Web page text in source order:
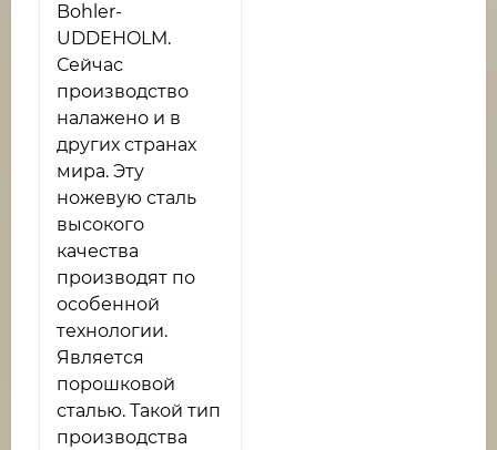
Bohler-
UDDEHOLM.
Сейчас
производство
налажено и в
других странах
мира. Эту
ножевую сталь
высокого
качества
производят по
особенной
технологии.
Является
порошковой
сталью. Такой тип
производства